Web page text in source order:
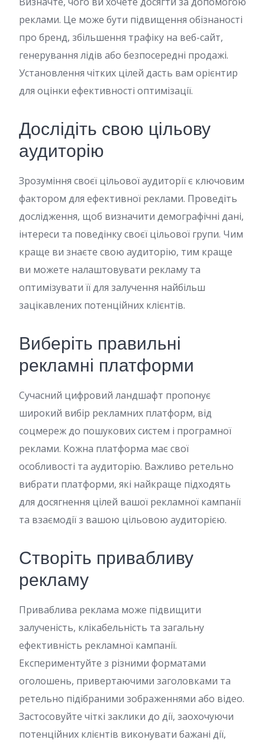
реклами. Це може бути підвищення обізнаності
про бренд, збільшення трафіку на веб-сайт,
генерування лідів або безпосередні продажі.
Установлення чітких цілей дасть вам орієнтир
для оцінки ефективності оптимізації.
Дослідіть свою цільову
аудиторію
Зрозуміння своєї цільової аудиторії є ключовим
фактором для ефективної реклами. Проведіть
дослідження, щоб визначити демографічні дані,
інтереси та поведінку своєї цільової групи. Чим
краще ви знаєте свою аудиторію, тим краще
ви можете налаштовувати рекламу та
оптимізувати її для залучення найбільш
зацікавлених потенційних клієнтів.
Виберіть правильні
рекламні платформи
Сучасний цифровий ландшафт пропонує
широкий вибір рекламних платформ, від
соцмереж до пошукових систем і програмної
реклами. Кожна платформа має свої
особливості та аудиторію. Важливо ретельно
вибрати платформи, які найкраще підходять
для досягнення цілей вашої рекламної кампанії
та взаємодії з вашою цільовою аудиторією.
Створіть привабливу
рекламу
Приваблива реклама може підвищити
залученість, клікабельність та загальну
ефективність рекламної кампанії.
Експериментуйте з різними форматами
оголошень, привертаючими заголовками та
ретельно підібраними зображеннями або відео.
Застосовуйте чіткі заклики до дії, заохочуючи
потенційних клієнтів виконувати бажані дії,